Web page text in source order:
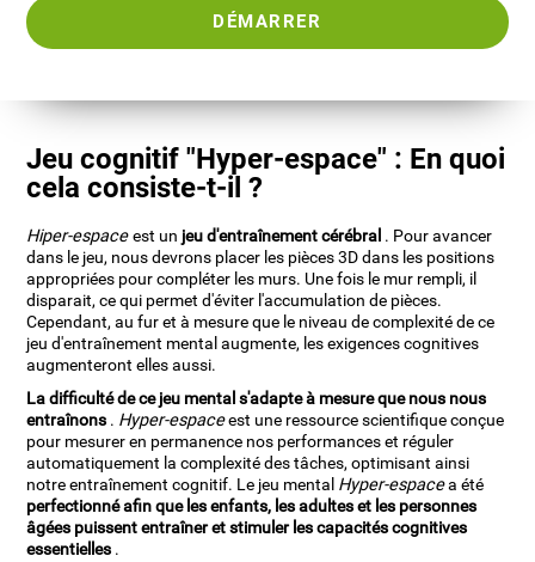
DÉMARRER
Jeu cognitif "Hyper-espace" : En quoi
cela consiste-t-il ?
Hiper-espaceest un jeu d'entraînement cérébral . Pour avancer
dans le jeu, nous devrons placer les pièces 3D dans les positions
appropriées pour compléter les murs. Une fois le mur rempli, il
disparait, ce qui permet d'éviter l'accumulation de pièces.
Cependant, au fur et à mesure que le niveau de complexité de ce
jeu d'entraînement mental augmente, les exigences cognitives
augmenteront elles aussi.
La difficulté de ce jeu mental s'adapte à mesure que nous nous
entraînons . Hyper-espaceest une ressource scientifique conçue
pour mesurer en permanence nos performances et réguler
automatiquement la complexité des tâches, optimisant ainsi
notre entraînement cognitif. Le jeu mental Hyper-espacea été
perfectionné afin que les enfants, les adultes et les personnes
âgées puissent entraîner et stimuler les capacités cognitives
essentielles .